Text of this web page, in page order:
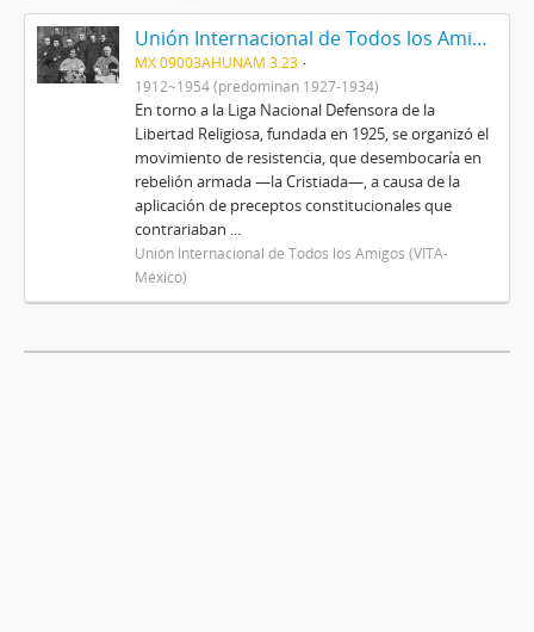
Unión Internacional de Todos los Amigos (VITA-México)
MX 09003AHUNAM 3.23
1912~1954 (predominan 1927-1934)
En torno a la Liga Nacional Defensora de la
Libertad Religiosa, fundada en 1925, se organizó el
movimiento de resistencia, que desembocaría en
rebelión armada —la Cristiada—, a causa de la
aplicación de preceptos constitucionales que
contrariaban ...
Unión Internacional de Todos los Amigos (VITA-
México)